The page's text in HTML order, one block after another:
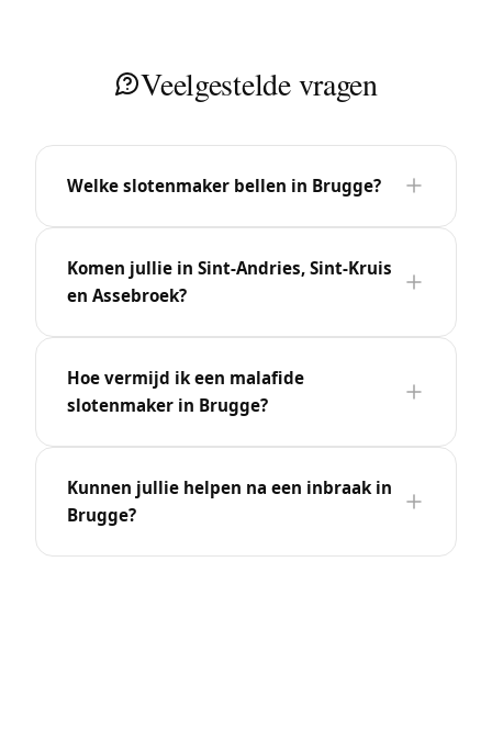
Veelgestelde vragen
Welke slotenmaker bellen in Brugge?
Komen jullie in Sint-Andries, Sint-Kruis
en Assebroek?
Hoe vermijd ik een malafide
slotenmaker in Brugge?
Kunnen jullie helpen na een inbraak in
Brugge?